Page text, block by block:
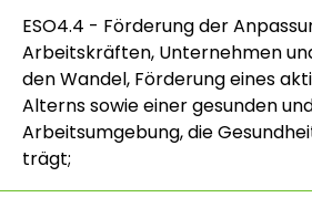
ESO4.4 - Förderung der
Arbeitskräften, Unternehmen
den Wandel, Förderung eines
Alterns sowie einer gesunden
Arbeitsumgebung, die
trägt;